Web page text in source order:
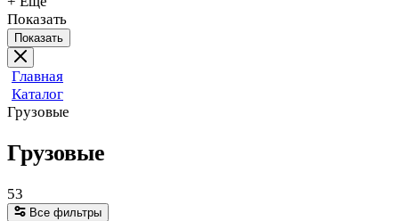
Показать
Показать
Главная
Каталог
Грузовые
Грузовые
53
Все фильтры